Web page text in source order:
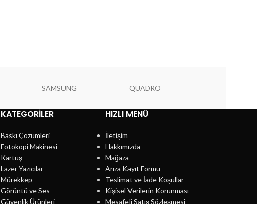
SAMSUNG QUADRO
KATEGORILER
Baskı Çözümleri
Fotokopi Makinesi
Kartuş
Lazer Yazıcılar
Mürekkep
Görüntü ve Ses
Güvenlik Ürünleri
HIZLI MENÜ
İletişim
Hakkımızda
Mağaza
Arıza Kayıt Formu
Teslimat ve İade Koşullar
Kişisel Verilerin Korunması
Mesafeli Satış Sözleşmesi